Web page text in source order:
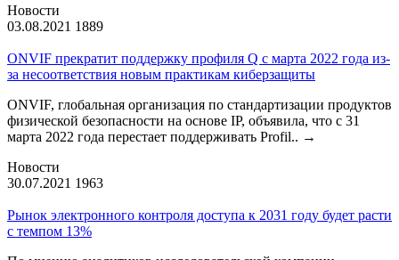
Новости
03.08.2021 1889
ONVIF прекратит поддержку профиля Q с марта 2022 года из-
за несоответствия новым практикам киберзащиты
ONVIF, глобальная организация по стандартизации продуктов
физической безопасности на основе IP, объявила, что с 31
марта 2022 года перестает поддерживать Profil.. →
Новости
30.07.2021 1963
Рынок электронного контроля доступа к 2031 году будет расти
с темпом 13%